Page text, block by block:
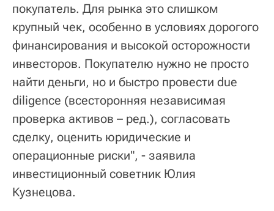
покупатель. Для рынка это слишком
крупный чек, особенно в условиях дорогого
финансирования и высокой осторожности
инвесторов. Покупателю нужно не просто
найти деньги, но и быстро провести due
diligence (всесторонняя независимая
проверка активов – ред.), согласовать
сделку, оценить юридические и
операционные риски", - заявила
инвестиционный советник Юлия
Кузнецова.